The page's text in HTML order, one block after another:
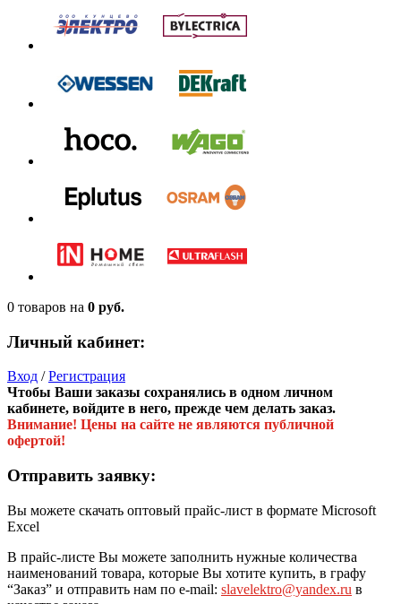
0 товаров на 0 руб.
Личный кабинет:
Вход /Регистрация
Чтобы Ваши заказы сохранялись в одном личном
кабинете, войдите в него, прежде чем делать заказ.
Внимание! Цены на сайте не являются публичной
офертой!
Отправить заявку:
Вы можете скачать оптовый прайс-лист в формате Microsoft
Excel
В прайс-листе Вы можете заполнить нужные количества
наименований товара, которые Вы хотите купить, в графу
“Заказ” и отправить нам по e-mail: slavelektro@yandex.ru в